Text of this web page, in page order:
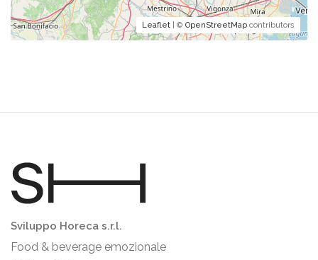
Leaflet | © OpenStreetMap contributors
Sviluppo Horeca s.r.l.
Food & beverage emozionale